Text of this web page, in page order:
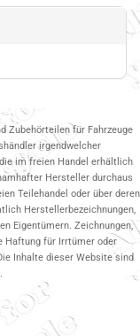
Zubehörteilen für Fahrzeuge
irgendwelcher
im freien Handel erhältlich
Hersteller durchaus
Teilehandel oder über deren
Herstellerbezeichnungen,
Eigentümern. Zeichnungen,
Haftung für Irrtümer oder
Inhalte dieser Website sind